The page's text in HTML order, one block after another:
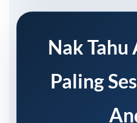
Nak Tahu
Paling